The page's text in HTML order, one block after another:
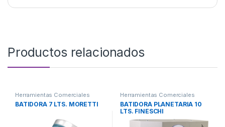
Productos relacionados
Herramientas Comerciales
BATIDORA 7 LTS. MORETTI
Herramientas Comerciales
BATIDORA PLANETARIA 10
LTS. FINESCHI